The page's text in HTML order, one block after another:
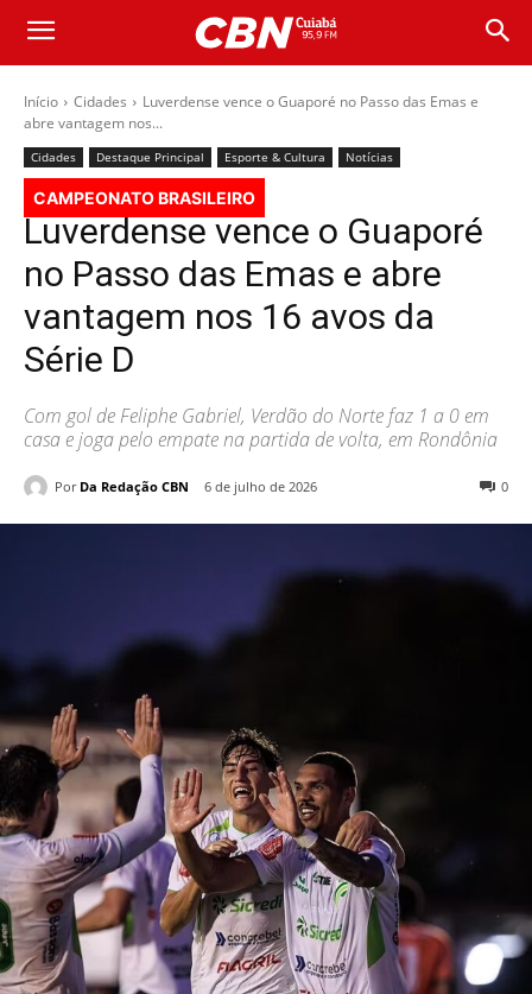
Início Cidades
Luverdense vence o Guaporé no Passo das Emas e
abre vantagem nos...
Cidades Destaque Principal Esporte & Cultura Notícias
CAMPEONATO BRASILEIRO
Luverdense vence o Guaporé
no Passo das Emas e abre
vantagem nos 16 avos da
Série D
Com gol de Feliphe Gabriel, Verdão do Norte faz 1 a 0 em
casa e joga pelo empate na partida de volta, em Rondônia
Por Da Redação CBN 6 de julho de 2026 0